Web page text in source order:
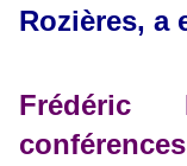
Rozières, a
Frédéric